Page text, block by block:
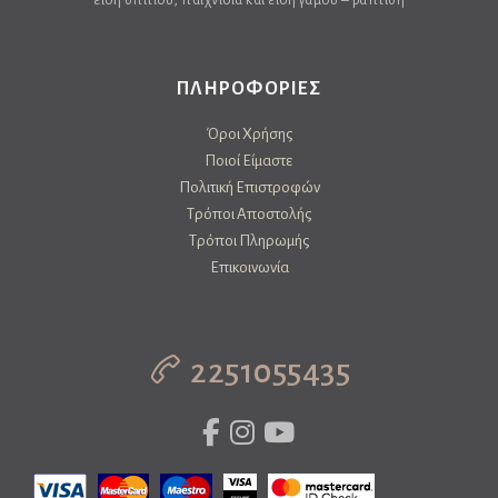
ΠΛΗΡΟΦΟΡΙΕΣ
Όροι Χρήσης
Ποιοί Είμαστε
Πολιτική Επιστροφών
Τρόποι Αποστολής
Τρόποι Πληρωμής
Επικοινωνία
2251055435